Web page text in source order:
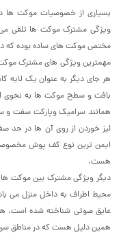
بسیاری از خصوصیات موکت ها
ویژگی مشترک موکت ها تلقی می
مختص موکت های ساده بوده که در
مهمترین ویژگی های مشترک
هر جای دیگر به عنوان یک لایه
بافت و سطح موکت ها به نحوی
همانند سرامیک وپارکت سفت
لیز خوردن از روی آن ها در حد
ایمن ترین نوع کف پوش مخصوصا
هست.
دیگر ویژگی مشترک بین موکت ها
محیط اطراف به داخل منزل می
عایق صوتی شناخته شده است.
همین دلیل هست که در مناطق